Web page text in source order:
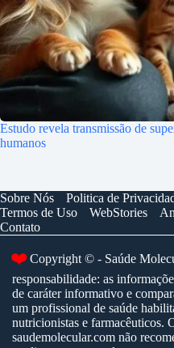
Estudo revela transmissão de
humanos
Sobre Nós Politica de
Termos de Uso
WebStories
Contato
❤️Copyright © - Saúde
responsabilidade: as
de caráter informativo e
um profissional de saúde
nutricionistas e farmacêuticos.
saudemolecular.com não